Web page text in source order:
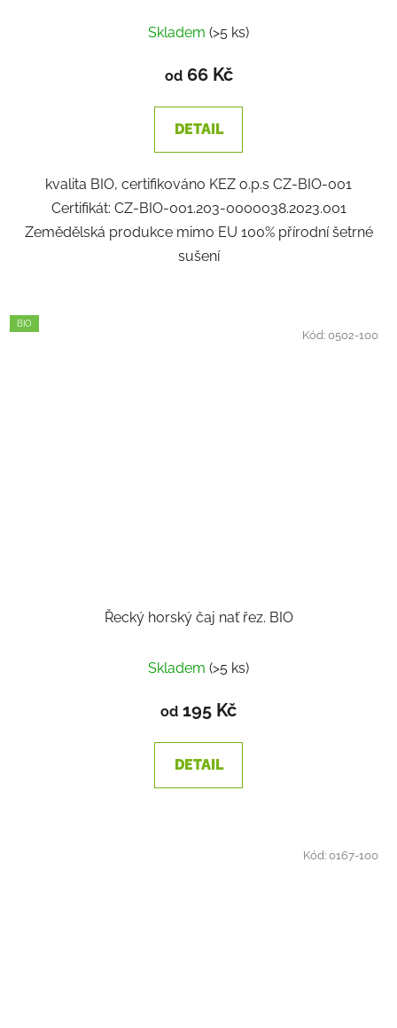
Skladem (>5 ks)
od66 Kč
DETAIL
kvalita BIO, certifikováno KEZ o.p.s CZ-BIO-001
Certifikát: CZ-BIO-001.203-0000038.2023.001
Zemědělská produkce mimo EU 100% přírodní šetrné
sušení
BIO
Řecký horský čaj nať řez. BIO
Skladem (>5 ks)
od 195 Kč
DETAIL
Kód:0502-100
Kód:0167-100